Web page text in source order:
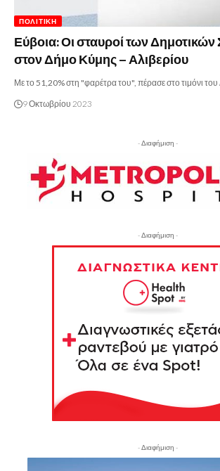
ΠΟΛΙΤΙΚΉ
Εύβοια: Οι σταυροί των
στον Δήμο Κύμης – Αλιβερίου
Με το 51,20% στη "φαρέτρα του", πέρασε στο τιμόνι
9 Οκτωβρίου 2023
- Διαφήμιση -
- Διαφήμιση -
- Διαφήμιση -